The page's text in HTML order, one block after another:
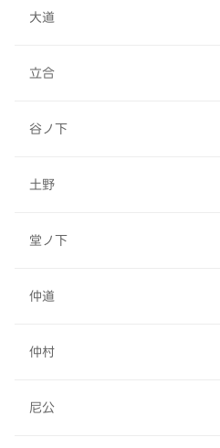
大道
立合
谷ノ下
土野
堂ノ下
仲道
仲村
尼公